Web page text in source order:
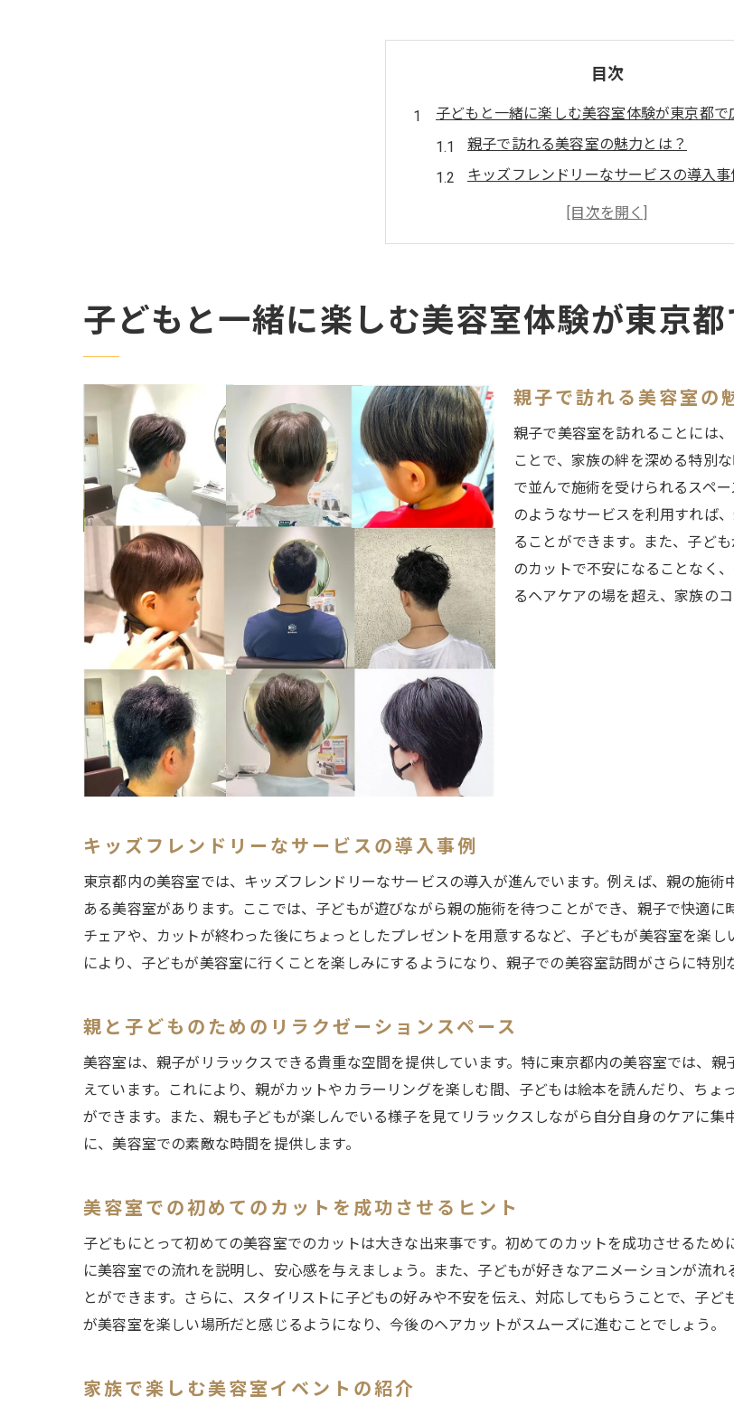
目次
子どもと一緒に楽しむ美容室体験が東京都で
親子で訪れる美容室の魅力とは？
キッズフレンドリーなサービスの導入事
親と子どものためのリラクゼーションス
親子で安心して利用できる東京都の美容室特
子ども向け特別メニューのご紹介
親子で使えるお得なプランの選び方
家族の健康を考えたヘアケア商品
衛生管理の徹底された安心サロン
美容室選びのポイントと注意点
東京都内で見つける子どもフレンドリーな美
子ども専用の楽しいインテリア
親子向けの特別な美容プラン
リラックスできる親子スペースの秘密
お子様が安心して通える美容室選び
専門スタッフによる丁寧な対応
親子で体験する特別なサービス
美容室で子どもも楽しい体験を提供する東京
子ども向けの楽しいイベントプラン
親子で楽しむ特別なプログラム
笑顔で帰れる美容室の秘密
親子での来店を促すサロンの工夫
東京都の美容室で親子の時間を特別にする方
一緒に利用できる親子プラン
心地よい空間での親子リラックスタイム
家族の絆を深める美容室体験
親子での楽しい思い出作りの提案
親子で訪れたい注目の美容室
口コミで選ぶ子どもに優しいサロン
家族みんなで楽しめる美容室の特徴
子どもと一緒に楽しむ美容室体験が東京都
親子で訪れる美容室の
親子で美容室を訪れることには
ことで、家族の絆を深める特別
で並んで施術を受けられるスペ
のようなサービスを利用すれば
ることができます。また、子ど
のカットで不安になることなく
るヘアケアの場を超え、家族の
キッズフレンドリーなサービスの導入事例
東京都内の美容室では、キッズフレンドリーなサービスの導入が進んでいます。例えば、親の施
ある美容室があります。ここでは、子どもが遊びながら親の施術を待つことができ、親子で快適
チェアや、カットが終わった後にちょっとしたプレゼントを用意するなど、子どもが美容室を楽
により、子どもが美容室に行くことを楽しみにするようになり、親子での美容室訪問がさらに特別
親と子どものためのリラクゼーションスペース
美容室は、親子がリラックスできる貴重な空間を提供しています。特に東京都内の美容室では、
えています。これにより、親がカットやカラーリングを楽しむ間、子どもは絵本を読んだり、ち
ができます。また、親も子どもが楽しんでいる様子を見てリラックスしながら自分自身のケアに
に、美容室での素敵な時間を提供します。
美容室での初めてのカットを成功させるヒント
子どもにとって初めての美容室でのカットは大きな出来事です。初めてのカットを成功させるた
に美容室での流れを説明し、安心感を与えましょう。また、子どもが好きなアニメーションが流
とができます。さらに、スタイリストに子どもの好みや不安を伝え、対応してもらうことで、子
が美容室を楽しい場所だと感じるようになり、今後のヘアカットがスムーズに進むことでしょう。
家族で楽しむ美容室イベントの紹介